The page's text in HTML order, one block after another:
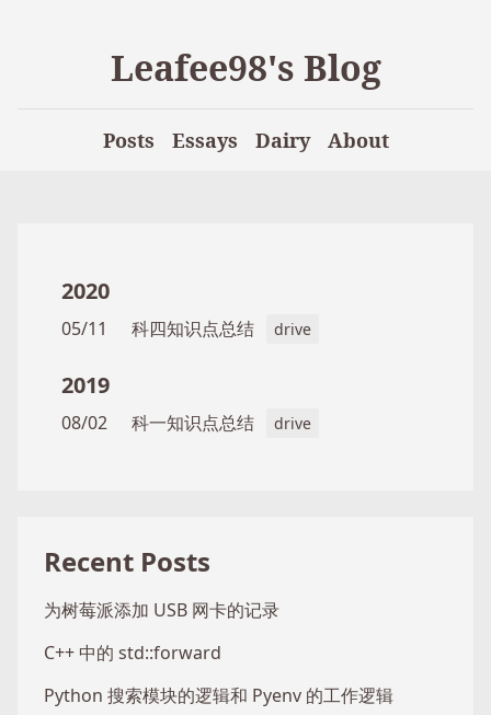
Leafee98's Blog
Posts Essays Dairy About
2020
05/11 科四知识点总结 drive
2019
08/02 科一知识点总结 drive
Recent Posts
为树莓派添加 USB 网卡的记录
C++ 中的 std::forward
Python 搜索模块的逻辑和 Pyenv 的工作逻辑